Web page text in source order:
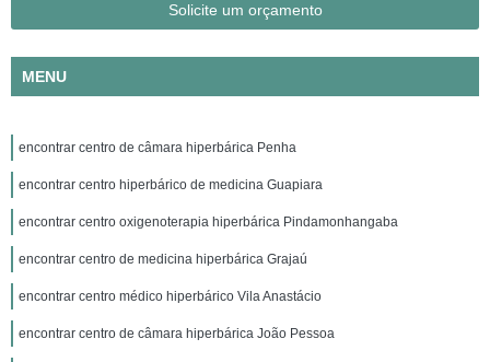
Solicite um orçamento
MENU
encontrar centro de câmara hiperbárica Penha
encontrar centro hiperbárico de medicina Guapiara
encontrar centro oxigenoterapia hiperbárica Pindamonhangaba
encontrar centro de medicina hiperbárica Grajaú
encontrar centro médico hiperbárico Vila Anastácio
encontrar centro de câmara hiperbárica João Pessoa